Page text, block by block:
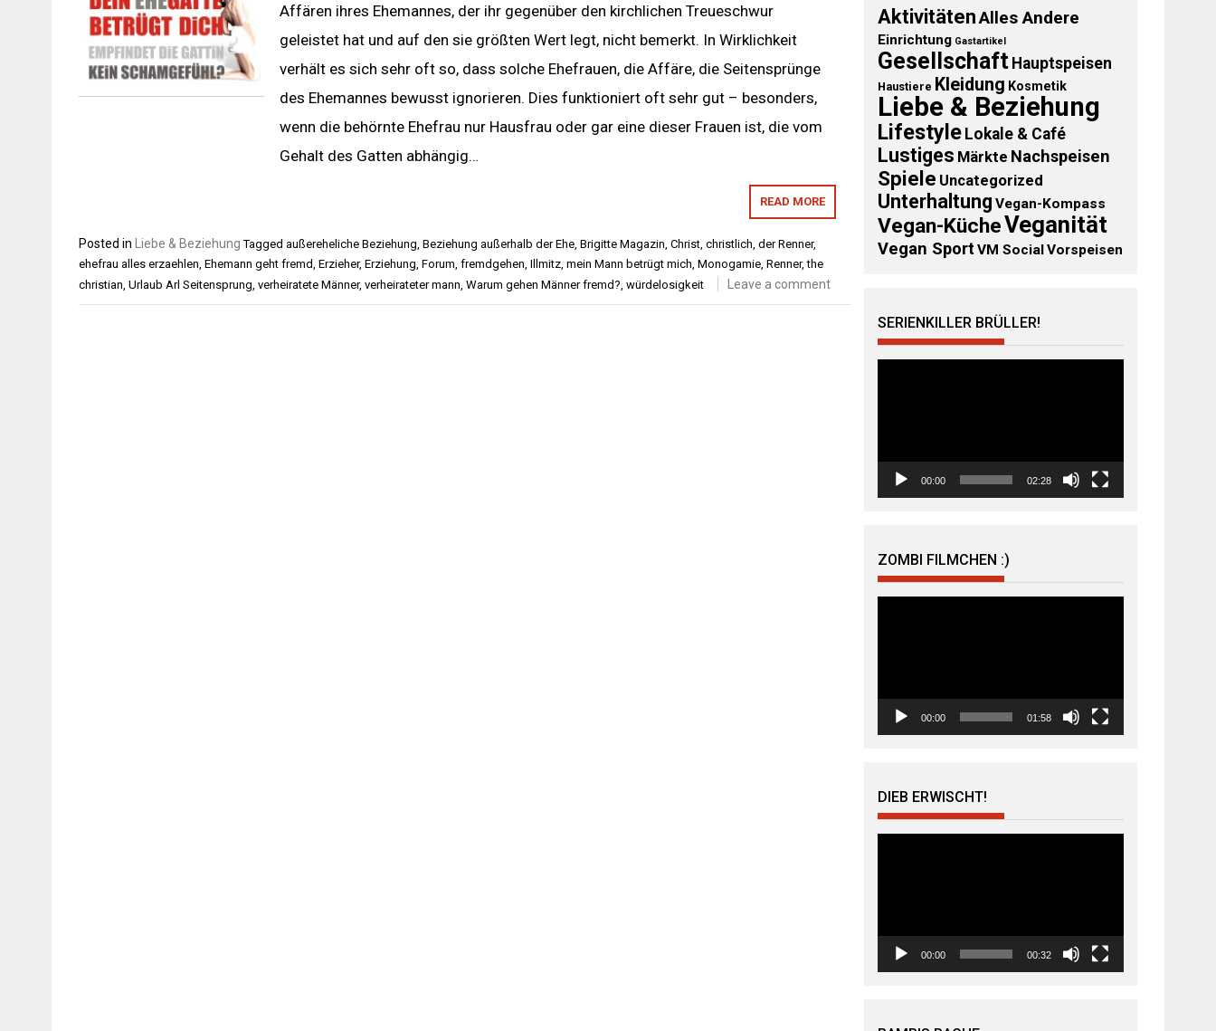
Affären ihres Ehemannes, der ihr gegenüber den kirchlichen Treueschwur
geleistet hat und auf den sie größten Wert legt, nicht bemerkt. In Wirklichkeit
verhält es sich sehr oft so, dass solche Ehefrauen, die Affäre, die Seitensprünge
des Ehemannes bewusst ignorieren. Dies funktioniert oft sehr gut – besonders,
wenn die behörnte Ehefrau nur Hausfrau oder gar eine dieser Frauen ist, die vom
Gehalt des Gatten abhängig…
READ MORE
Posted in Liebe & Beziehung Tagged außereheliche Beziehung Beziehung außerhalb der Ehe Brigitte Magazin Christ christlich der Renner,
ehefrau alles erzaehlen Ehemann geht fremd Erzieher, Erziehung Forum fremdgehen Illmitz mein Mann betrügt mich Monogamie Renner,the
christian Urlaub Arl Seitensprung verheiratete Männer, verheirateter mann Warum gehen Männer fremd? würdelosigkeit Leave a comment
AktivitätenAlles Andere
Einrichtung Gastartikel
Gesellschaft Hauptspeisen
Haustiere Kleidung Kosmetik
Liebe & Beziehung
Lifestyle Lokale & Café
Lustiges Märkte Nachspeisen
Spiele Uncategorized
Unterhaltung Vegan-Kompass
Vegan-KücheVeganität
Vegan SportVM SocialVorspeisen
SERIENKILLER BRÜLLER!
00:00 02:28
ZOMBI FILMCHEN :)
00:00 01:58
DIEB ERWISCHT!
00:00 00:32